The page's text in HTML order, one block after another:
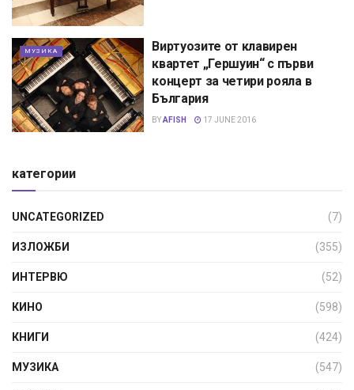
МУЗИКА
Виртуозите от клавирен
квартет „Гершуин“ с първи
концерт за четири рояла в
България
BYAFISH 17 JUNE 2016
категории
UNCATEGORIZED (7)
ИЗЛОЖБИ (355)
ИНТЕРВЮ (52)
КИНО (598)
КНИГИ (424)
МУЗИКА (547)